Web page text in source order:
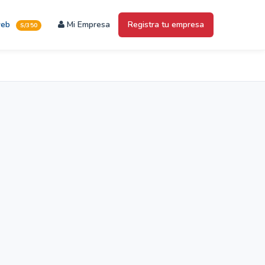
S/350 Mi Empresa Registra tu empresa